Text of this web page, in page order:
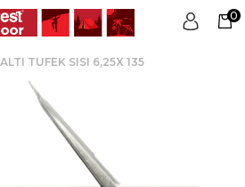
Girişi Üye Ol
0
TUFEK SISI 6,25X 135